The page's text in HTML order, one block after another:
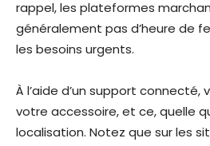
rappel, les plateformes
généralement pas d’heure de
les besoins urgents.
À l’aide d’un support
votre accessoire, et ce, quelle
localisation. Notez que sur les